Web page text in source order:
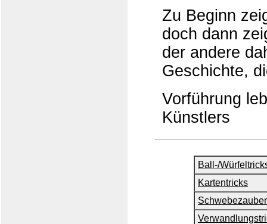
Zu Beginn
doch dann
der andere
Geschichte,
Vorführung
Künstlers
Ball-/
Kartentricks
Schwebezauber